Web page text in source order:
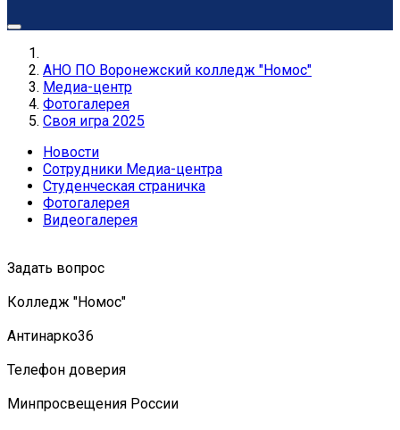
АНО ПО Воронежский колледж "Номос"
Медиа-центр
Фотогалерея
Своя игра 2025
Новости
Сотрудники Медиа-центра
Студенческая страничка
Фотогалерея
Видеогалерея
Задать вопрос
Колледж "Номос"
Антинарко36
Телефон доверия
Минпросвещения России